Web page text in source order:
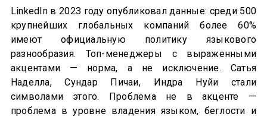
LinkedIn в 2023 году опубликовал данные: среди 500
крупнейших глобальных компаний более 60%
имеют официальную политику языкового
разнообразия. Топ-менеджеры с выраженными
акцентами — норма, а не исключение. Сатья
Наделла, Сундар Пичаи, Индра Нуйи стали
символами этого. Проблема не в акценте —
проблема в уровне владения языком, беглости и